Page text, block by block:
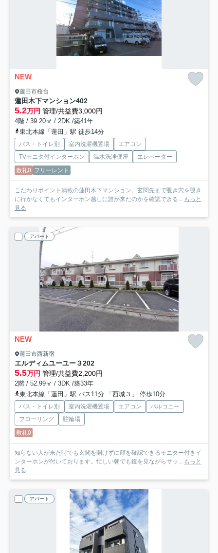
NEW
蓮田市桜台
蓮田木下マンション402
5.2万円 管理/共益費3,000円
4階 / 39.20㎡ / 2DK /築41年
東北本線「蓮田」駅 徒歩14分
バス・トイレ別 室内洗濯機置場
エアコン
TVモニタ付インターホン
温水洗浄便座
エレベーター
敷礼0 フリーレント
こだわりポイント満載の蓮田木下マンション。玄関先まで覗き穴を覗き
に行かなくてもインターホン越しに誰が来たのかを確認できる... もっと
見る
アパート
NEW
蓮田市西新宿
エルディムユーユー３202
5.5万円 管理/共益費2,200円
2階 / 52.99㎡ / 3DK /築33年
東北本線「蓮田」駅 バス11分 「西城３」 停歩10分
バス・トイレ別 室内洗濯機置場 エアコン
バルコニー
フローリング
駐輪場
敷礼0
知らない人が来た時でも玄関を開けずに顔を確認できるモニター付きイ
ンターホンが付いております。忙しい朝でも鏡を見ながらサッ... もっと
見る
アパート